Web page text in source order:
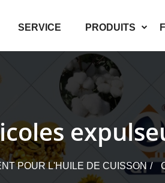
SERVICE PRODUITS
POUR L'HUILE DE CUISSON